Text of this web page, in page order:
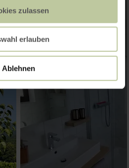
zulassen
erlauben
Ablehnen